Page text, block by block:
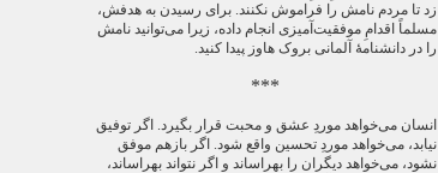
زد تا مردم نامش را فراموش نکنند. برای رسیدن به هدفش،
مسلماً اقدامِ موفقیت‌آمیزی انجام داده، زیرا می‌توانید نامش
را در دانشنامۀ آلمانی بروک هاوز پیدا کنید.
***
انسان می‌خواهد موردِ عشق و محبت قرار بگیرد. اگر توفیق
نیابد، می‌خواهد موردِ تحسین واقع شود. اگر بازهم موفق
نشود، می‌خواهد دیگران را بهراساند و اگر نتواند بهراساند،